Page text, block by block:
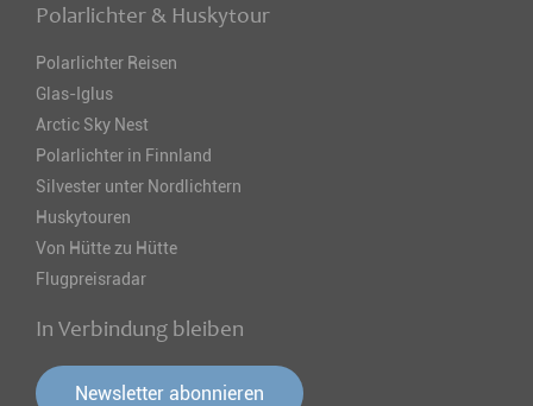
Polarlichter & Huskytour
Polarlichter Reisen
Glas-Iglus
Arctic Sky Nest
Polarlichter in Finnland
Silvester unter Nordlichtern
Huskytouren
Von Hütte zu Hütte
Flugpreisradar
In Verbindung bleiben
Newsletter abonnieren